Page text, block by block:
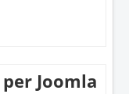
Joomla